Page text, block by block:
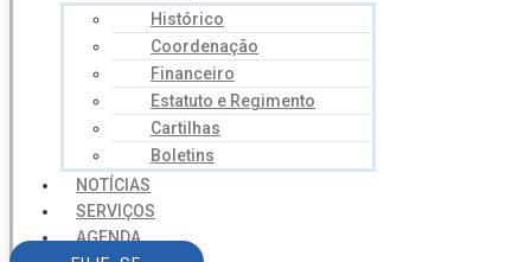
Histórico
Coordenação
Financeiro
Estatuto e Regimento
Cartilhas
Boletins
NOTÍCIAS
SERVIÇOS
AGENDA